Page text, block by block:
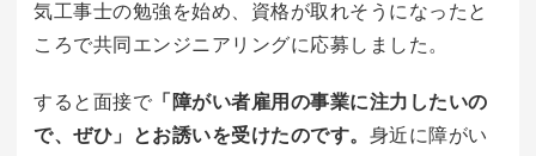
気工事士の勉強を始め、資格が取れそうになったと
ころで共同エンジニアリングに応募しました。
すると面接で 「障がい者雇用の事業に注力したいの
で、ぜひ」とお誘いを受けたのです。 身近に障がい